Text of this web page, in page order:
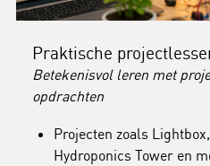
Praktische
Betekenisvol leren met
opdrachten
Projecten zoals
Hydroponics Tower en